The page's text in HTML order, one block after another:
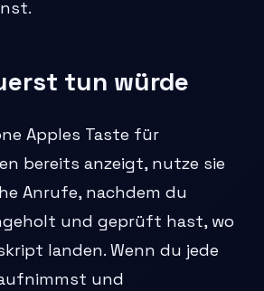
tun würde
Apples Taste für
bereits anzeigt, nutze sie
Anrufe, nachdem du
und geprüft hast, wo
landen. Wenn du jede
und